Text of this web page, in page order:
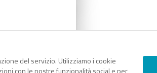
del servizio. Utilizziamo i cookie
con le nostre funzionalità social e per